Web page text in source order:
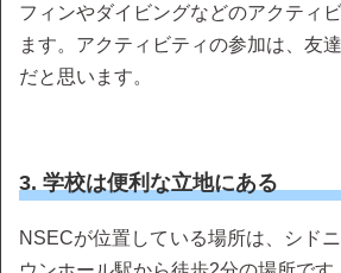
フィンやダイビングなどのアクティ
ます。アクティビティの参加は、友
だと思います。
3. 学校は便利な立地にある
NSECが位置している場所は、シド